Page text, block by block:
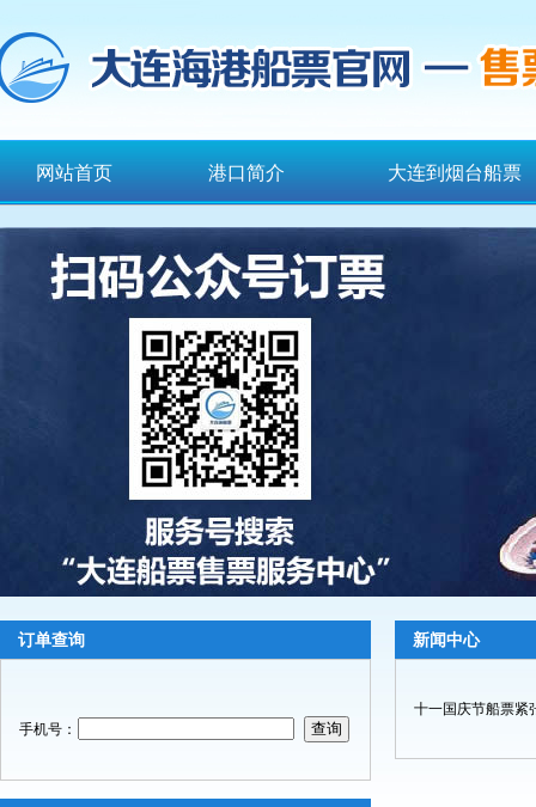
网站首页 港口简介 大连到烟台船票
订单查询
手机号：
新闻中心
十一国庆节船票紧